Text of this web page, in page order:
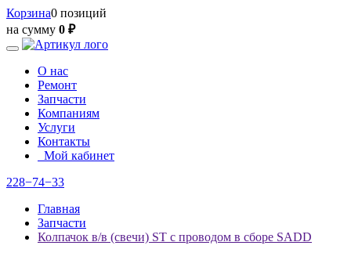
Корзина0 позиций
на сумму 0 ₽
О нас
Ремонт
Запчасти
Компаниям
Услуги
Контакты
Мой кабинет
228−74−33
Главная
Запчасти
Колпачок в/в (свечи) ST с проводом в сборе SADD